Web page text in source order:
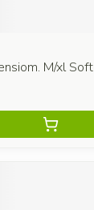
M/xl Soft